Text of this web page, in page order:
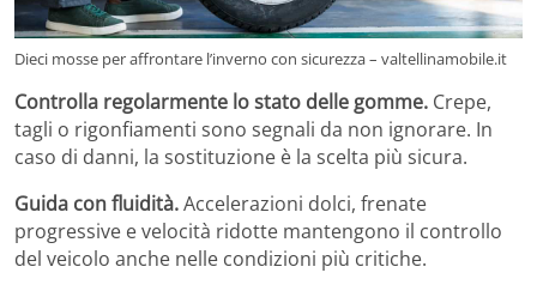
Dieci mosse per affrontare l’inverno con sicurezza – valtellinamobile.it
Controlla regolarmente lo stato delle gomme. Crepe,
tagli o rigonfiamenti sono segnali da non ignorare. In
caso di danni, la sostituzione è la scelta più sicura.
Guida con fluidità.Accelerazioni dolci, frenate
progressive e velocità ridotte mantengono il controllo
del veicolo anche nelle condizioni più critiche.